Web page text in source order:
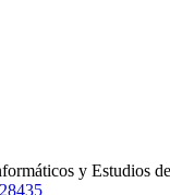
y Estudios